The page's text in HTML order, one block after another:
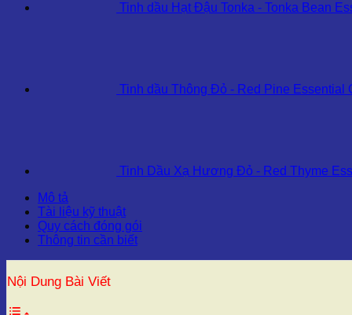
Tinh dầu Hạt Đậu Tonka - Tonka Bean
Tinh dầu Thông Đỏ - Red Pine Essential
Tinh Dầu Xạ Hương Đỏ - Red Thyme
Mô tả
Tài liệu kỹ thuật
Quy cách đóng gói
Thông tin cần biết
Nội Dung Bài Viết